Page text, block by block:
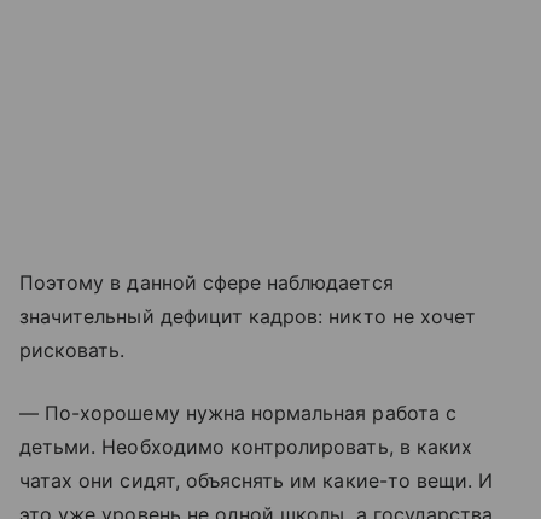
Поэтому в данной сфере наблюдается
значительный дефицит кадров: никто не хочет
рисковать.
— По-хорошему нужна нормальная работа с
детьми. Необходимо контролировать, в каких
чатах они сидят, объяснять им какие-то вещи. И